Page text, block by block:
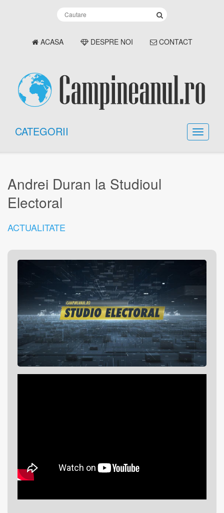
ACASA DESPRE NOI CONTACT
CATEGORII
Andrei Duran la Studioul
Electoral
ACTUALITATE